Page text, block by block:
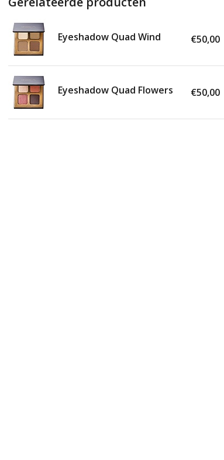
Eyeshadow Quad Wind €50,00
Eyeshadow Quad Flowers €50,00